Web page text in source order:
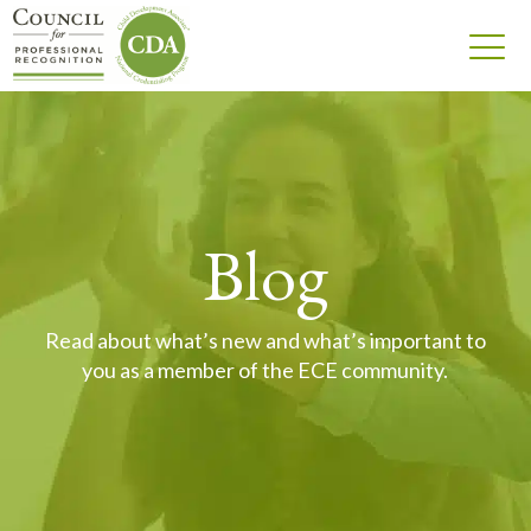
Blog
Read about what’s new and what’s important to
you as a member of the ECE community.